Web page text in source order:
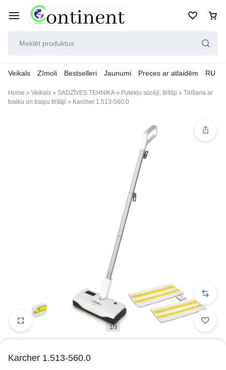
Veikals Zīmoli Bestselleri Jaunumi Preces ar atlaidēm RU
Home » Veikals » SADZĪVES TEHNIKA» Putekļu sūcēji, tīrītāji » Tīrīšana ar
tvaiku un traipu tīrītāji » Karcher 1.513-560.0
1/3
Karcher 1.513-560.0